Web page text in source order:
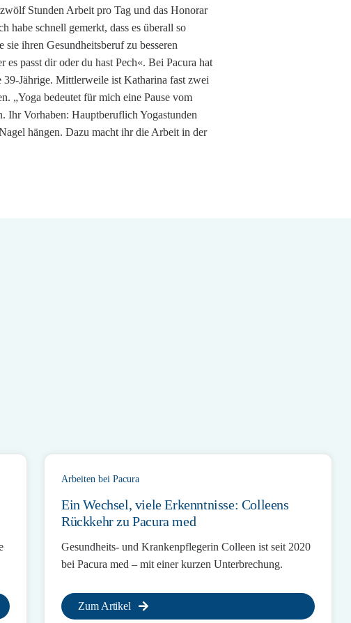
Stunden Arbeit pro Tag und das Honorar
habe schnell gemerkt, dass es überall so
ihren Gesundheitsberuf zu besseren
passt dir oder du hast Pech«. Bei Pacura hat
39-Jährige. Mittlerweile ist Katharina fast zwei
„Yoga bedeutet für mich eine Pause vom
Ihr Vorhaben: Hauptberuflich Yogastunden
hängen. Dazu macht ihr die Arbeit in der
Arbeiten bei Pacura
Ein Wechsel, viele Erkenntnisse: Colleens
Rückkehr zu Pacura med
Gesundheits- und Krankenpflegerin Colleen ist seit 2020
bei Pacura med – mit einer kurzen Unterbrechung.
Zum Artikel